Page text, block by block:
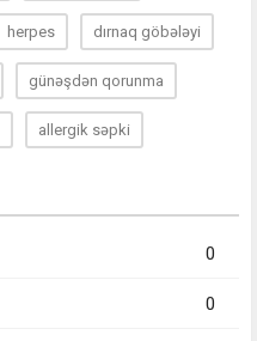
herpes dırnaq göbələyi
günəşdən qorunma
allergik səpki
0
0